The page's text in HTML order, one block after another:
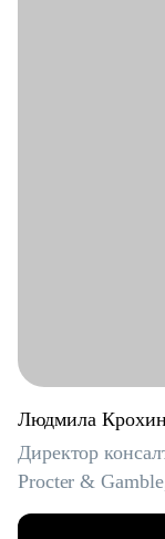
Людмила
Директор
Procter &